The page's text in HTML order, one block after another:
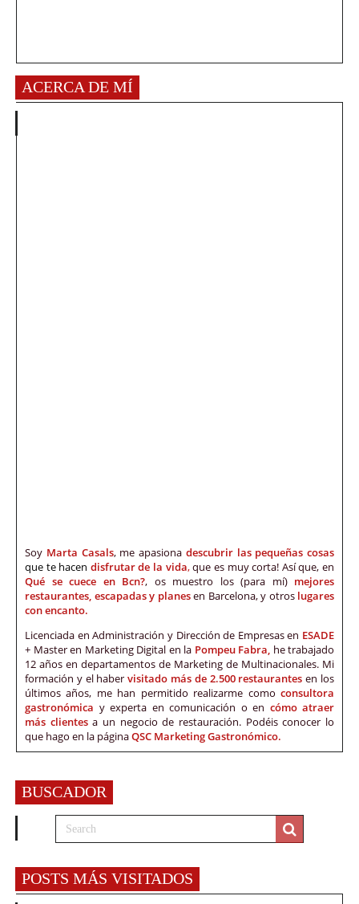
ACERCA DE MÍ
Soy Marta Casals, me apasiona descubrir las pequeñas cosas
que te hacen disfrutar de la vida,que es muy corta! Así que, en
Qué se cuece en Bcn?, os muestro los (para mí) mejores
restaurantes, escapadas y planesen Barcelona, y otros lugares
con encanto.
Licenciada en Administración y Dirección de Empresas en ESADE
+ Master en Marketing Digital en la Pompeu Fabra, he trabajado
12 años en departamentos de Marketing de Multinacionales. Mi
formación y el habervisitado más de 2.500 restaurantes en los
últimos años, me han permitido realizarme como consultora
gastronómica y experta en comunicación o en cómo atraer
más clientes a un negocio de restauración. Podéis conocer lo
que hago en la páginaQSC Marketing Gastronómico.
BUSCADOR
POSTS MÁS VISITADOS